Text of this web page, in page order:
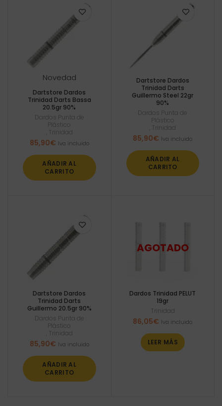
Novedad
Dartstore Dardos
Trinidad Darts Bassa
20.5gr 90%
Dardos Punta de
Plástico
Trinidad
85,90€ Iva incluido
AÑADIR AL
CARRITO
Dartstore Dardos
Trinidad Darts
Guillermo Steel 22gr
90%
Dardos Punta de
Plástico
Trinidad
85,90€ Iva incluido
AÑADIR AL
CARRITO
Dartstore Dardos
Trinidad Darts
Guillermo 20.5gr 90%
Dardos Punta de
Plástico
Trinidad
85,90€ Iva incluido
AÑADIR AL
CARRITO
Dardos Trinidad PELUT
19gr
Trinidad
86,05€ Iva incluido
LEER MÁS